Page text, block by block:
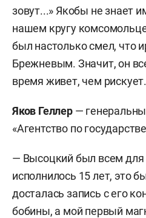
зовут...» Якобы не знает
нашем кругу
был настолько смел, что
Брежневым. Значит, он
время живет, чем рискует.
Яков Геллер—
«Агентство по
— Высоцкий был всем
исполнилось 15 лет, это
досталась запись с его
бобины, а мой первый